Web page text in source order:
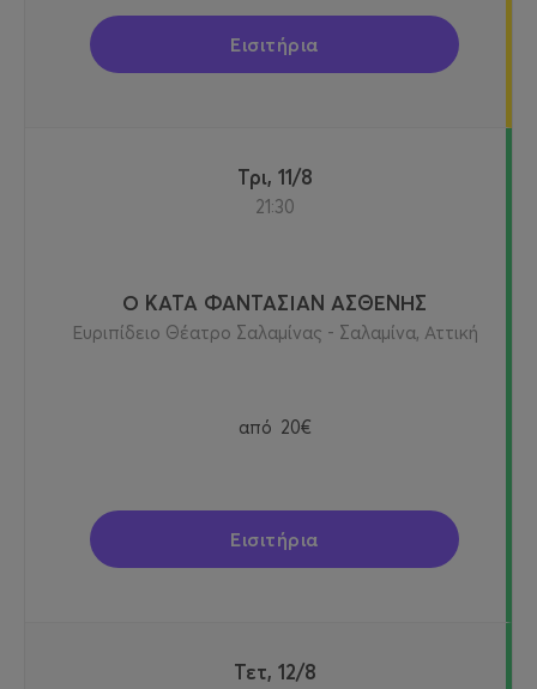
Εισιτήρια
Τρι, 11/8
21:30
Ο ΚΑΤΑ ΦΑΝΤΑΣΙΑΝ ΑΣΘΕΝΗΣ
Ευριπίδειο Θέατρο Σαλαμίνας - Σαλαμίνα, Αττική
από 20€
Εισιτήρια
Τετ, 12/8